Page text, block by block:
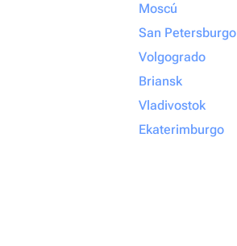
Moscú
San Petersburgo
Volgogrado
Briansk
Vladivostok
Ekaterimburgo